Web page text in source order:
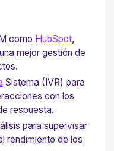
como HubSpot,
mejor gestión de
Sistema (IVR) para
con los
respuesta.
para supervisar
rendimiento de los